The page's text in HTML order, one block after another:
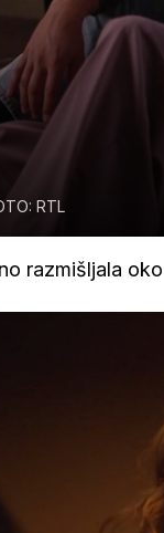
RTL
razmišljala